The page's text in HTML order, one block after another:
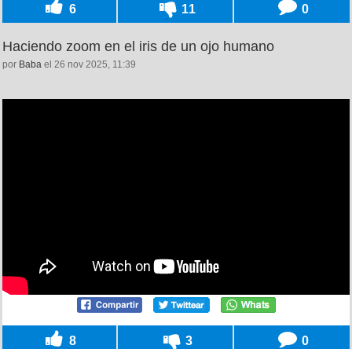
6 11 0
Haciendo zoom en el iris de un ojo humano
por Baba el 26 nov 2025, 11:39
8 3 0